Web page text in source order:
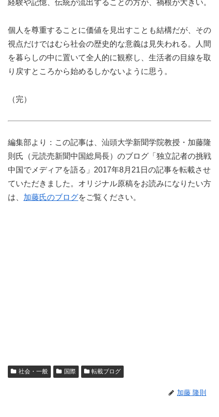
経験や記憶、伝統が流出することの方が、禍根が大きい。
個人を尊重することに価値を見出すことも結構だが、その
視点だけではむら社会の歴史的な意義は見失われる。人間
を暮らしの中に置いて全人的に観察し、生活者の目線を取
り戻すところから始めるしかないように思う。
（完）
編集部より：この記事は、汕頭大学新聞学院教授・加藤隆
則氏（元読売新聞中国総局長）のブログ「独立記者の挑戦
中国でメディアを語る」2017年8月21日の記事を転載させ
ていただきました。オリジナル原稿をお読みになりたい方
は、 加藤氏のブログをご覧ください。
社会・一般 国際 転載ブログ
加藤 隆則